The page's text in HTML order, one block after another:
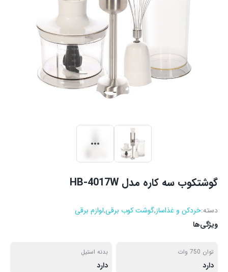
گوشتکوب سه کاره مدل HB-4017W
دسته:خردکن و غذاساز,گوشت کوب برقی,لوازم برقی
ویژگی‌ها
توان 750 وات
دارد
بدنه استیل
دارد